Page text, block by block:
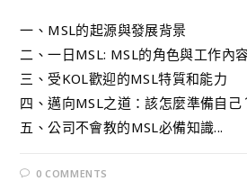
一、MSL的起源與發展背景
二、一日MSL: MSL的角色與工作內
三、受KOL歡迎的MSL特質和能力
四、邁向MSL之道：該怎麼準備自己
五、公司不會教的MSL必備知識...
0 COMMENTS